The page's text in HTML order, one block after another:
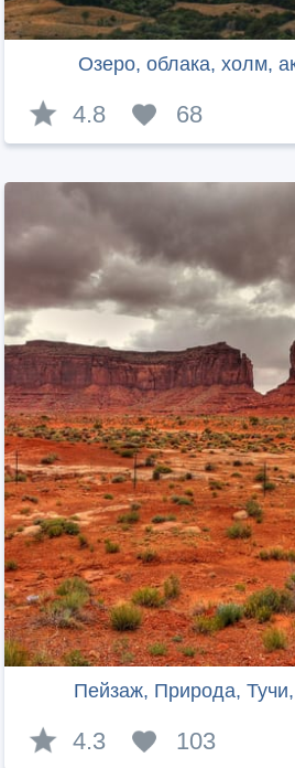
Озеро, облака, холм,
4.8 68
Пейзаж, Природа,
4.3 103